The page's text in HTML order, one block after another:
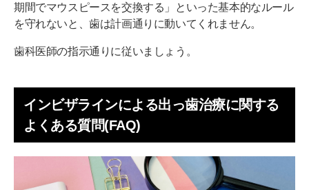
期間でマウスピースを交換する」といった基本的なルール
を守れないと、歯は計画通りに動いてくれません。
歯科医師の指示通りに従いましょう。
インビザラインによる出っ歯治療に関する
よくある質問(FAQ)